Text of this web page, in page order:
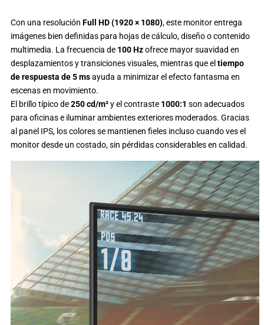
Con una resolución Full HD (1920 × 1080), este monitor entrega
imágenes bien definidas para hojas de cálculo, diseño o contenido
multimedia. La frecuencia de 100 Hzofrece mayor suavidad en
desplazamientos y transiciones visuales, mientras que el tiempo
de respuesta de 5 msayuda a minimizar el efecto fantasma en
escenas en movimiento.
El brillo típico de250 cd/m²y el contraste 1000:1 son adecuados
para oficinas e iluminar ambientes exteriores moderados. Gracias
al panel IPS, los colores se mantienen fieles incluso cuando ves el
monitor desde un costado, sin pérdidas considerables en calidad.